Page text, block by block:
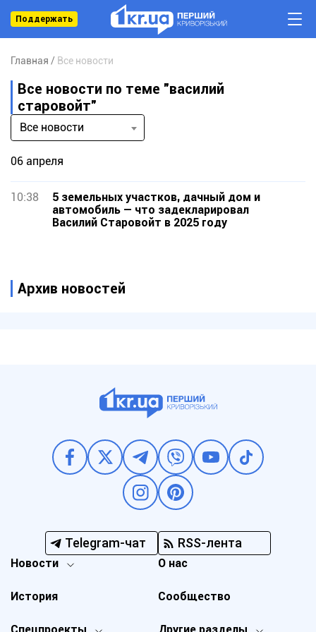
Поддержать
Главная Все новости
Все новости по теме "василий
старовойт"
Все новости
06 апреля
10:38
5 земельных участков, дачный дом и
автомобиль — что задекларировал
Василий Старовойт в 2025 году
Архив новостей
Telegram-чат RSS-лента
Новости
История
О нас
Сообщество